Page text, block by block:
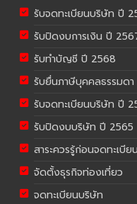
รับจดทะเบียนบริษัท ปี
รับปิดงบการเงิน ปี
รับทำบัญชี ปี 2568
รับยื่นภาษีบุคคลธรรมดา
รับจดทะเบียนบริษัท ปี
รับปิดงบบริษัท ปี 2565
สาระควรรู้ก่อนจดทะเบี
จัดตั้งธุรกิจท่องเที่ยว
จดทะเบียนบริษัท